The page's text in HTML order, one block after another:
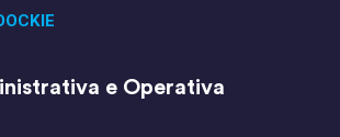
e Operativa